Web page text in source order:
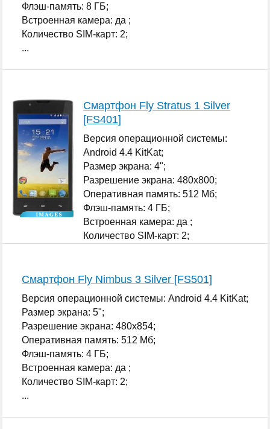
Флэш-память: 8 ГБ;
Встроенная камера: да ;
Количество SIM-карт: 2;
...
Смартфон Fly Stratus 1 Silver
[FS401]
Версия операционной системы:
Android 4.4 KitKat;
Размер экрана: 4";
Разрешение экрана: 480x800;
Оперативная память: 512 Мб;
Флэш-память: 4 ГБ;
Встроенная камера: да ;
Количество SIM-карт: 2;
Смартфон Fly Nimbus 3 Silver [FS501]
Версия операционной системы: Android 4.4 KitKat;
Размер экрана: 5";
Разрешение экрана: 480x854;
Оперативная память: 512 Мб;
Флэш-память: 4 ГБ;
Встроенная камера: да ;
Количество SIM-карт: 2;
...